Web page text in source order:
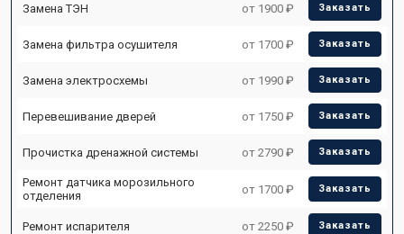
Замена ТЭН от 1900 ₽ Заказать
Замена фильтра осушителя от 1700 ₽ Заказать
Замена электросхемы от 1990 ₽ Заказать
Перевешивание дверей от 1750 ₽ Заказать
Прочистка дренажной системы от 2790 ₽ Заказать
Ремонт датчика морозильного
отделения
от 1700 ₽ Заказать
Ремонт испарителя от 2250 ₽ Заказать